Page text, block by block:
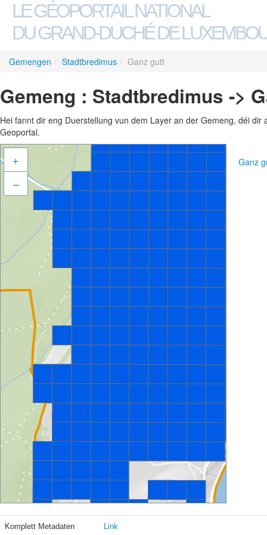
LE GÉOPORTAIL NATIONAL
DU GRAND-DUCHÉ DE
Gemengen / Stadtbredimus / Ganz gutt
Gemeng : Stadtbredimus ->
Hei fannt dir eng Duerstellung vun dem Layer an der Gemeng, déi
Geoportal.
+
–
Ganz
Komplett Metadaten Link